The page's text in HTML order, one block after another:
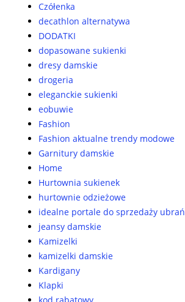
Czółenka
decathlon alternatywa
DODATKI
dopasowane sukienki
dresy damskie
drogeria
eleganckie sukienki
eobuwie
Fashion
Fashion aktualne trendy modowe
Garnitury damskie
Home
Hurtownia sukienek
hurtownie odzieżowe
idealne portale do sprzedaży ubrań
jeansy damskie
Kamizelki
kamizelki damskie
Kardigany
Klapki